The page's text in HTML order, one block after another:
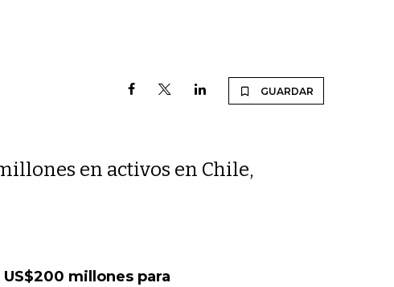
GUARDAR
en activos en Chile,
millones para